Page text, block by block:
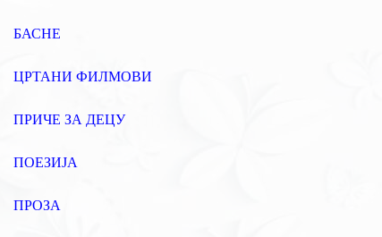
БАСНЕ
ЦРТАНИ ФИЛМОВИ
ПРИЧЕ ЗА ДЕЦУ
ПОЕЗИЈА
ПРОЗА